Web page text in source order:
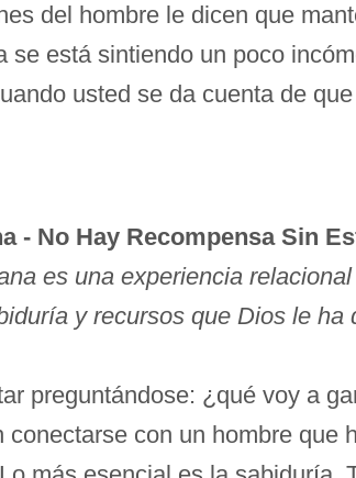
del hombre le dicen que
se está sintiendo un poco
usted se da cuenta de
- No Hay Recompensa Sin
es una experiencia
y recursos que Dios le ha
preguntándose: ¿qué voy a
conectarse con un hombre